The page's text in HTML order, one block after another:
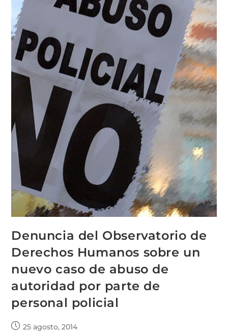
Denuncia del Observatorio de
Derechos Humanos sobre un
nuevo caso de abuso de
autoridad por parte de
personal policial
25 agosto, 2014